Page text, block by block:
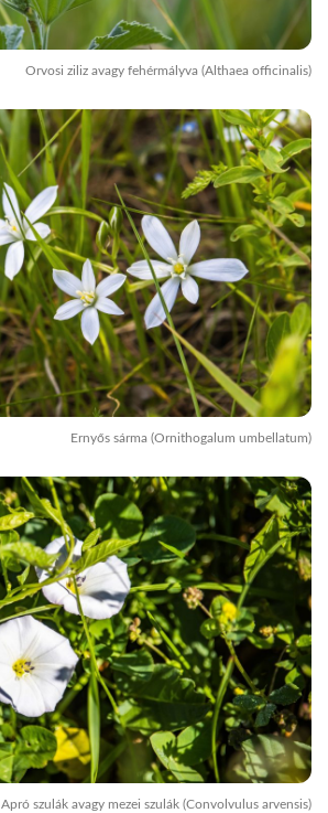
Orvosi ziliz avagy fehérmályva (Althaea officinalis)
Ernyős sárma (Ornithogalum umbellatum)
Apró szulák avagy mezei szulák (Convolvulus arvensis)